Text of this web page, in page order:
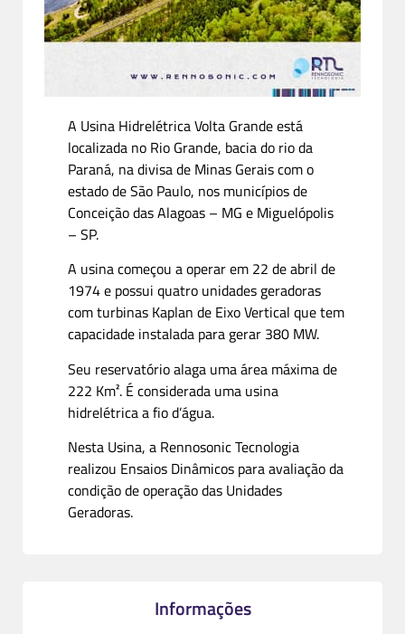
A Usina Hidrelétrica Volta Grande está
localizada no Rio Grande, bacia do rio da
Paraná, na divisa de Minas Gerais com o
estado de São Paulo, nos municípios de
Conceição das Alagoas – MG e Miguelópolis
– SP.
A usina começou a operar em 22 de abril de
1974 e possui quatro unidades geradoras
com turbinas Kaplan de Eixo Vertical que tem
capacidade instalada para gerar 380 MW.
Seu reservatório alaga uma área máxima de
222 Km². É considerada uma usina
hidrelétrica a fio d’água.
Nesta Usina, a Rennosonic Tecnologia
realizou Ensaios Dinâmicos para avaliação da
condição de operação das Unidades
Geradoras.
Informações